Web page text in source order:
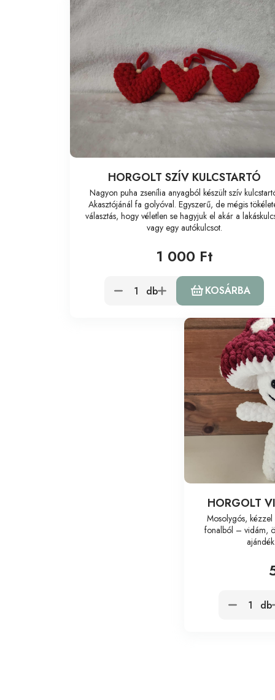
HORGOLT SZÍV KULCSTARTÓ
Nagyon puha zsenília anyagból készült szív
Akasztójánál fa golyóval. Egyszerű, de mégis
választás, hogy véletlen se hagyjuk el akár a
vagy egy autókulcsot.
1 000 Ft
db KOSÁRBA
HORGOLT
Mosolygós,
fonalból – vidám,
db